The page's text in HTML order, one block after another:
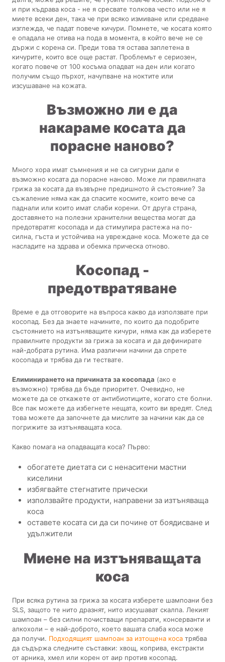
и при къдрава коса - не я сресвате толкова често или не я
миете всеки ден, така че при всяко измиване или средване
изглежда, че падат повече кичури. Помнете, че косата която
е опадала не отива на пода в момента, в който вече не се
държи с корена си. Преди това тя остава заплетена в
кичурите, които все още растат. Проблемът е сериозен,
когато повече от 100 косъма опадват на ден или когато
получим също пърхот, начупване на ноктите или
изсушаване на кожата.
Възможно ли е да
накараме косата да
порасне наново?
Много хора имат съмнения и не са сигурни дали е
възможно косата да порасне наново. Може ли правилната
грижа за косата да възвърне предишното й състояние? За
съжаление няма как да спасите космите, които вече са
паднали или които имат слаби корени. От друга страна,
доставянето на полезни хранителни вещества могат да
предотвратят косопада и да стимулира растежа на по-
силна, гъста и устойчива на увреждане коса. Можете да се
насладите на здрава и обемка прическа отново.
Косопад -
предотвратяване
Време е да отговорите на въпроса какво да използвате при
косопад. Без да знаете начините, по които да подобрите
състоянието на изтъняващите кичури, няма как да изберете
правилните продукти за грижа за косата и да дефинирате
най-добрата рутина. Има различни начини да спрете
косопада и трябва да ги тествате.
Елиминирането на причината за косопада (ако е
възможно) трябва да бъде приоритет. Очевидно, не
можете да се откажете от антибиотиците, когато сте болни.
Все пак можете да избегнете нещата, които ви вредят. След
това можете да започнете да мислите за начини как да се
погрижите за изтъняващата коса.
Какво помага на опадващата коса? Първо:
обогатете диетата си с ненаситени мастни
киселини
избягвайте стегнатите прически
използвайте продукти, направени за изтъняваща
коса
оставете косата си да си почине от боядисване и
удължители
Миене на изтъняващата
коса
При всяка рутина за грижа за косата изберете шампоани без
SLS, защото те нито дразнят, нито изсушават скалпа. Лекият
шампоан – без силни почистващи препарати, консерванти и
алкохоли – е най-доброто, което вашата слаба коса може
да получи. Подходящият шампоан за изтощена коса трябва
да съдържа следните съставки: хвощ, коприва, екстракти
от арника, хмел или корен от аир против косопад.